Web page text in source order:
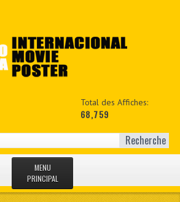
Total des Affiches:
68,759
Recherche
MENU
PRINCIPAL